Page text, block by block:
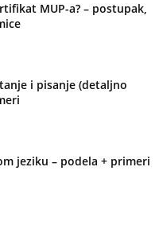
MUP-a? – postupak,
i pisanje (detaljno
jeziku – podela + primeri